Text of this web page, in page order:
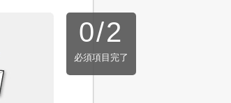
0/2
必須項目完了